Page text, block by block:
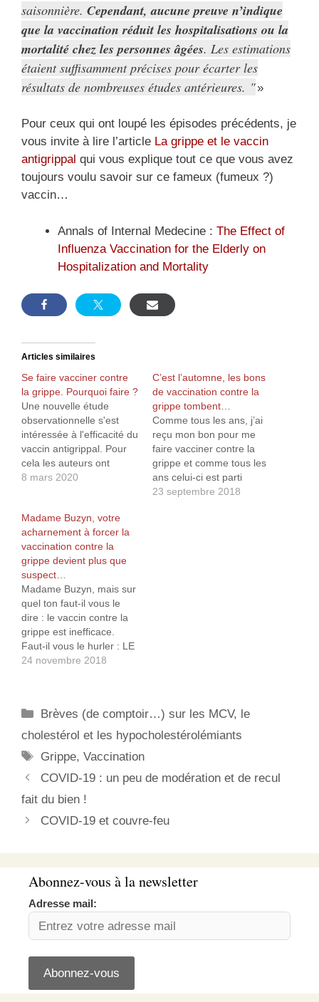
saisonnière. Cependant, aucune preuve n’indique
que la vaccination réduit les hospitalisations ou la
mortalité chez les personnes âgées. Les estimations
étaient suffisamment précises pour écarter les
résultats de nombreuses études antérieures.
»
Pour ceux qui ont loupé les épisodes précédents, je
vous invite à lire l’article La grippe et le vaccin
antigrippal qui vous explique tout ce que vous avez
toujours voulu savoir sur ce fameux (fumeux ?)
vaccin…
Annals of Internal Medecine : The Effect of
Influenza Vaccination for the Elderly on
Hospitalization and Mortality
Articles similaires
Se faire vacciner contre
la grippe. Pourquoi faire ?
Une nouvelle étude
observationnelle s'est
intéressée à l'efficacité du
vaccin antigrippal. Pour
cela les auteurs ont
examinés des données
millions de décès. Sans
surprise, les auteurs ont
retrouvé que les patients
de plus de 65 ans étaient
plus souvent vaccinés,
mais qu'il…
8 mars 2020
C’est l’automne, les bons
de vaccination contre la
grippe tombent…
Comme tous les ans, j’ai
reçu mon bon pour me
faire vacciner contre la
grippe et comme tous les
ans celui-ci est parti
directement à la poubelle.
23 septembre 2018
Madame Buzyn, votre
acharnement à forcer la
vaccination contre la
grippe devient plus que
suspect…
Madame Buzyn, mais sur
quel ton faut-il vous le
dire : le vaccin contre la
grippe est inefficace.
Faut-il vous le hurler : LE
VACCIN CONTRE LA
étude clinique n’a pu
prouver une quelconque
efficacité de ce vaccin.
Ce n’est pas moi qui
l’affirme, mais…
24 novembre 2018
Catégories
Brèves (de comptoir…) sur les MCV, le
cholestérol et les hypocholestérolémiants
Étiquettes
Grippe,Vaccination
COVID-19 : un peu de modération et de recul
fait du bien !
COVID-19 et couvre-feu
Abonnez-vous à la newsletter
Adresse mail: